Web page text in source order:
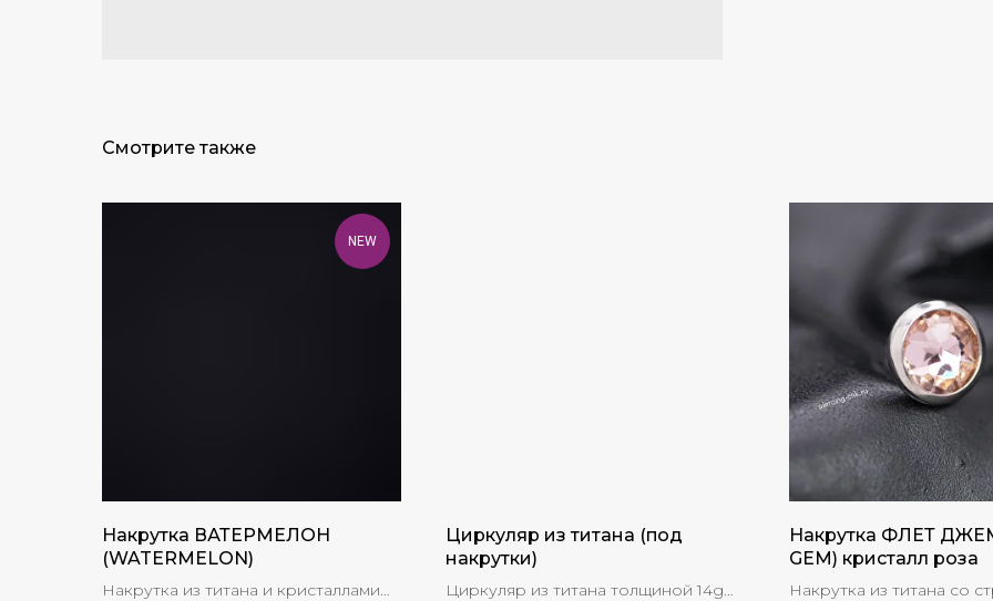
Смотрите также
NEW
Накрутка ВАТЕРМЕЛОН
(WATERMELON)
Накрутка из титана и кристаллами
Циркуляр из титана (под
накрутки)
Циркуляр из титана толщиной 14g
Накрутка ФЛЕТ
GEM) кристалл роза
Накрутка из титана со